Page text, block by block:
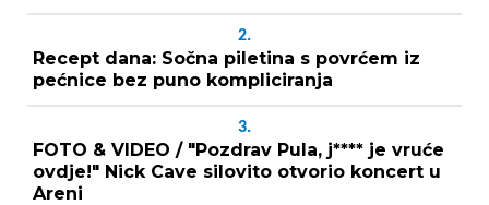
2.
Recept dana: Sočna piletina s povrćem iz
pećnice bez puno kompliciranja
3.
FOTO & VIDEO / "Pozdrav Pula, j**** je vruće
ovdje!" Nick Cave silovito otvorio koncert u
Areni